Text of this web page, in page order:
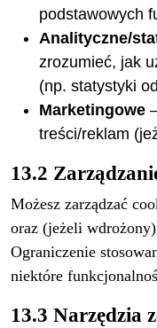
podstawowych
Analityczne/
zrozumieć, jak
(np. statystyki
Marketingowe
treści/reklam
13.2
Możesz zarządzać
oraz (jeżeli
Ograniczenie
niektóre
13.3 Narzędzia